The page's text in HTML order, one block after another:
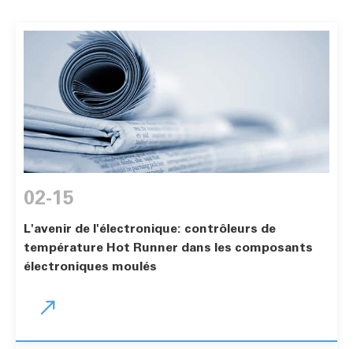
02-15
L'avenir de l'électronique: contrôleurs de
température Hot Runner dans les composants
électroniques moulés
